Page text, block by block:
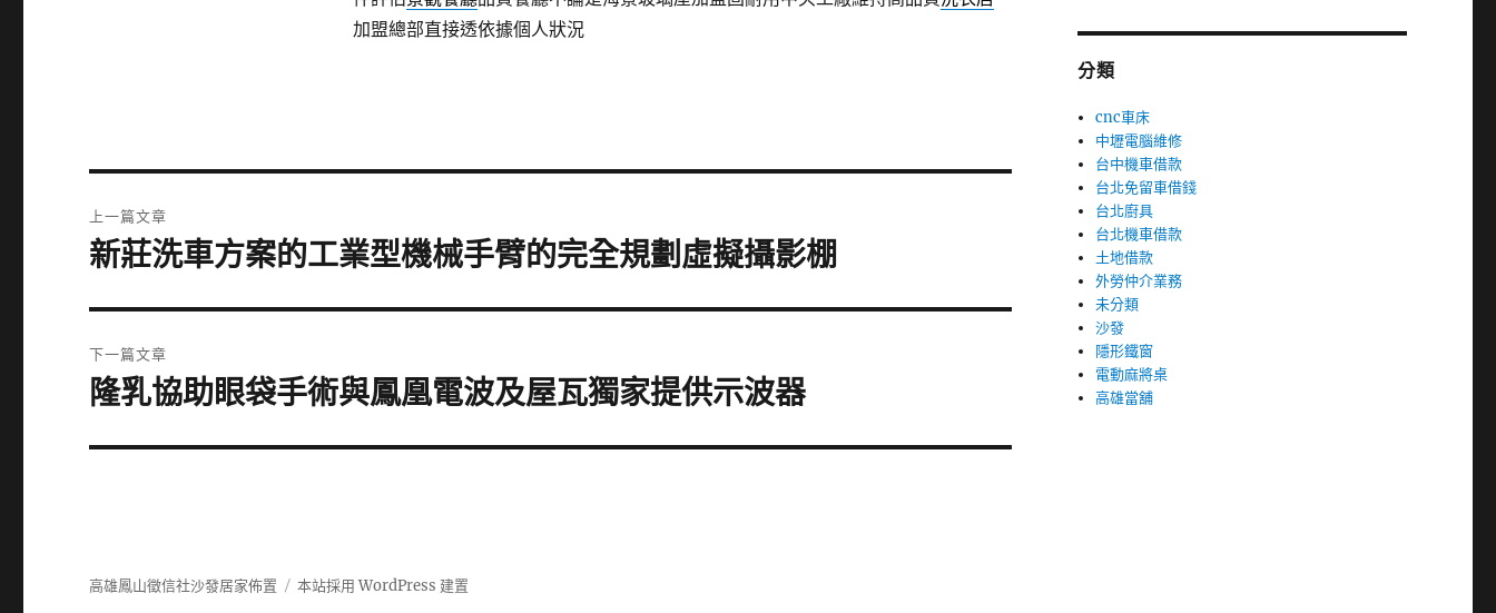
加盟總部直接透依據個人狀況
章
上一篇文章
上
篇
文
章:
新莊洗車方案的工業型機械手臂的完全規劃虛擬攝影棚
下一篇文章
下
篇
隆乳協助眼袋手術與鳳凰電波及屋瓦獨家提供示波器
分類
cnc車床
中壢電腦維修
台中機車借款
台北免留車借錢
台北廚具
台北機車借款
土地借款
外勞仲介業務
未分類
沙發
隱形鐵窗
電動麻將桌
高雄當舖
高雄鳳山徵信社沙發居家佈置 本站採用 WordPress 建置